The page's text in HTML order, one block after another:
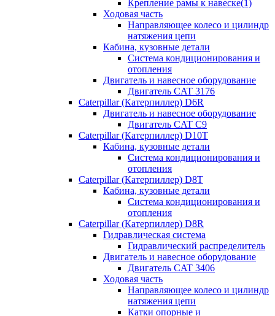
Крепление рамы к навеске(1)
Ходовая часть
Направляющее колесо и цилиндр
натяжения цепи
Кабина, кузовные детали
Система кондиционирования и
отопления
Двигатель и навесное оборудование
Двигатель CAT 3176
Caterpillar (Катерпиллер) D6R
Двигатель и навесное оборудование
Двигатель CAT C9
Caterpillar (Катерпиллер) D10T
Кабина, кузовные детали
Система кондиционирования и
отопления
Caterpillar (Катерпиллер) D8T
Кабина, кузовные детали
Система кондиционирования и
отопления
Caterpillar (Катерпиллер) D8R
Гидравлическая система
Гидравлический распределитель
Двигатель и навесное оборудование
Двигатель CAT 3406
Ходовая часть
Направляющее колесо и цилиндр
натяжения цепи
Катки опорные и